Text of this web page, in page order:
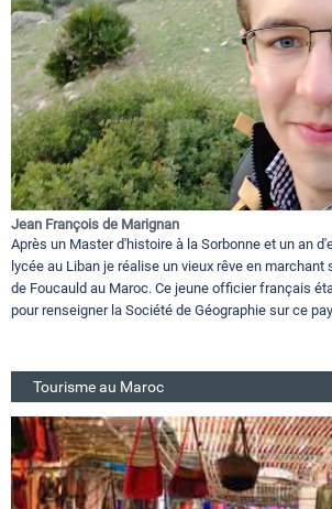
Jean François de Marignan
Après un Master d'histoire à la Sorbonne et un an
lycée au Liban je réalise un vieux rêve en marchant
de Foucauld au Maroc. Ce jeune officier français
pour renseigner la Société de Géographie sur ce
Tourisme au Maroc